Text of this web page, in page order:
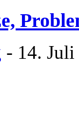
- 14.